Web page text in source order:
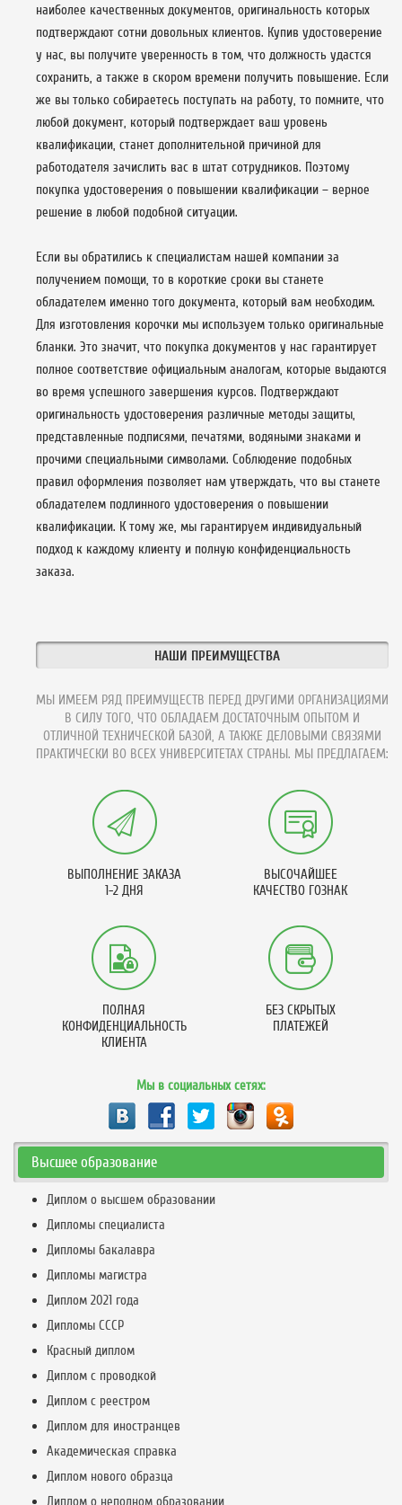
наиболее качественных документов, оригинальность которых
подтверждают сотни довольных клиентов. Купив удостоверение
у нас, вы получите уверенность в том, что должность удастся
сохранить, а также в скором времени получить повышение. Если
же вы только собираетесь поступать на работу, то помните, что
любой документ, который подтверждает ваш уровень
квалификации, станет дополнительной причиной для
работодателя зачислить вас в штат сотрудников. Поэтому
покупка удостоверения о повышении квалификации – верное
решение в любой подобной ситуации.
Если вы обратились к специалистам нашей компании за
получением помощи, то в короткие сроки вы станете
обладателем именно того документа, который вам необходим.
Для изготовления корочки мы используем только оригинальные
бланки. Это значит, что покупка документов у нас гарантирует
полное соответствие официальным аналогам, которые выдаются
во время успешного завершения курсов. Подтверждают
оригинальность удостоверения различные методы защиты,
представленные подписями, печатями, водяными знаками и
прочими специальными символами. Соблюдение подобных
правил оформления позволяет нам утверждать, что вы станете
обладателем подлинного удостоверения о повышении
квалификации. К тому же, мы гарантируем индивидуальный
подход к каждому клиенту и полную конфиденциальность
заказа.
НАШИ ПРЕИМУЩЕСТВА
МЫ ИМЕЕМ РЯД ПРЕИМУЩЕСТВ ПЕРЕД ДРУГИМИ ОРГАНИЗАЦИЯМИ
В СИЛУ ТОГО, ЧТО ОБЛАДАЕМ ДОСТАТОЧНЫМ ОПЫТОМ И
ОТЛИЧНОЙ ТЕХНИЧЕСКОЙ БАЗОЙ, А ТАКЖЕ ДЕЛОВЫМИ СВЯЗЯМИ
ПРАКТИЧЕСКИ ВО ВСЕХ УНИВЕРСИТЕТАХ СТРАНЫ. МЫ ПРЕДЛАГАЕМ:
ВЫПОЛНЕНИЕ ЗАКАЗА
1-2 ДНЯ
ВЫСОЧАЙШЕЕ
КАЧЕСТВО ГОЗНАК
ПОЛНАЯ
КОНФИДЕНЦИАЛЬНОСТЬ
КЛИЕНТА
БЕЗ СКРЫТЫХ
ПЛАТЕЖЕЙ
Мы в социальных сетях:
Высшее образование
Диплом о высшем образовании
Дипломы специалиста
Дипломы бакалавра
Дипломы магистра
Диплом 2021 года
Дипломы СССР
Красный диплом
Диплом с проводкой
Диплом с реестром
Диплом для иностранцев
Академическая справка
Диплом нового образца
Диплом о неполном образовании